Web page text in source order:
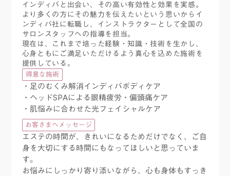
インディバと出会い、その高い有効性と効果を実感。
より多くの方にその魅力を伝えたいという思いからイ
ンディバ社に転職し、インストラクターとして全国の
サロンスタッフへの指導を担当。
現在は、これまで培った経験・知識・技術を生かし、
心身ともにご満足いただけるよう真心を込めた施術を
提供している。
得意な施術
・足のむくみ解消インディバボディケア
・ヘッドSPAによる眼精疲労・偏頭痛ケア
・肌悩みに合わせた光フェイシャルケア
お客さまへメッセージ
エステの時間が、きれいになるためだけでなく、ご自
身を大切にする時間にもなってほしいと思っていま
す。
お悩みにしっかり寄り添いながら、心も身体もすっき